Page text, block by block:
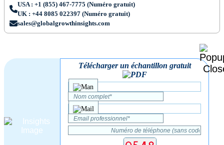
USA : +1 (855) 467-7775 (Numéro gratuit)
UK : +44 8085 022397 (Numéro gratuit)
sales@globalgrowthinsights.com
Télécharger un échantillon gratuit